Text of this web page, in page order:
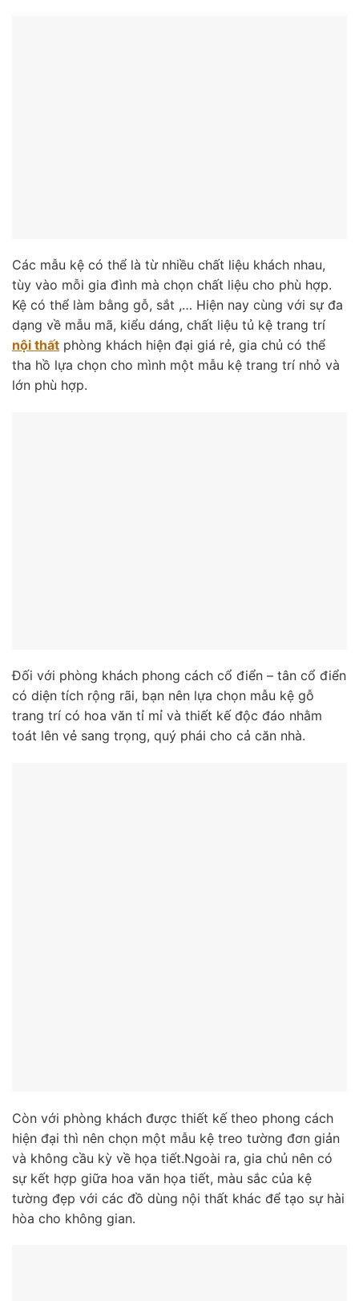
Các mẫu kệ có thể là từ nhiều chất liệu khách nhau,
tùy vào mỗi gia đình mà chọn chất liệu cho phù hợp.
Kệ có thể làm bằng gỗ, sắt ,… Hiện nay cùng với sự đa
dạng về mẫu mã, kiểu dáng, chất liệu tủ kệ trang trí
nội thất phòng khách hiện đại giá rẻ, gia chủ có thể
tha hồ lựa chọn cho mình một mẫu kệ trang trí nhỏ và
lớn phù hợp.
Đối với phòng khách phong cách cổ điển – tân cổ điển
có diện tích rộng rãi, bạn nên lựa chọn mẫu kệ gỗ
trang trí có hoa văn tỉ mỉ và thiết kế độc đáo nhằm
toát lên vẻ sang trọng, quý phái cho cả căn nhà.
Còn với phòng khách được thiết kế theo phong cách
hiện đại thì nên chọn một mẫu kệ treo tường đơn giản
và không cầu kỳ về họa tiết.Ngoài ra, gia chủ nên có
sự kết hợp giữa hoa văn họa tiết, màu sắc của kệ
tường đẹp với các đồ dùng nội thất khác để tạo sự hài
hòa cho không gian.